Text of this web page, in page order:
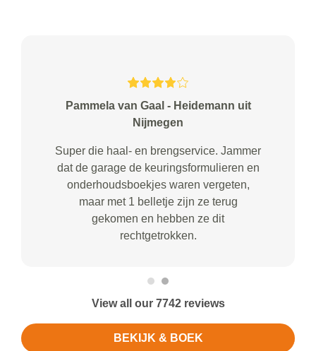
Pammela van Gaal - Heidemann uit
Nijmegen
Super die haal- en brengservice. Jammer
dat de garage de keuringsformulieren en
onderhoudsboekjes waren vergeten,
maar met 1 belletje zijn ze terug
gekomen en hebben ze dit
rechtgetrokken.
View all our 7742 reviews
BEKIJK & BOEK